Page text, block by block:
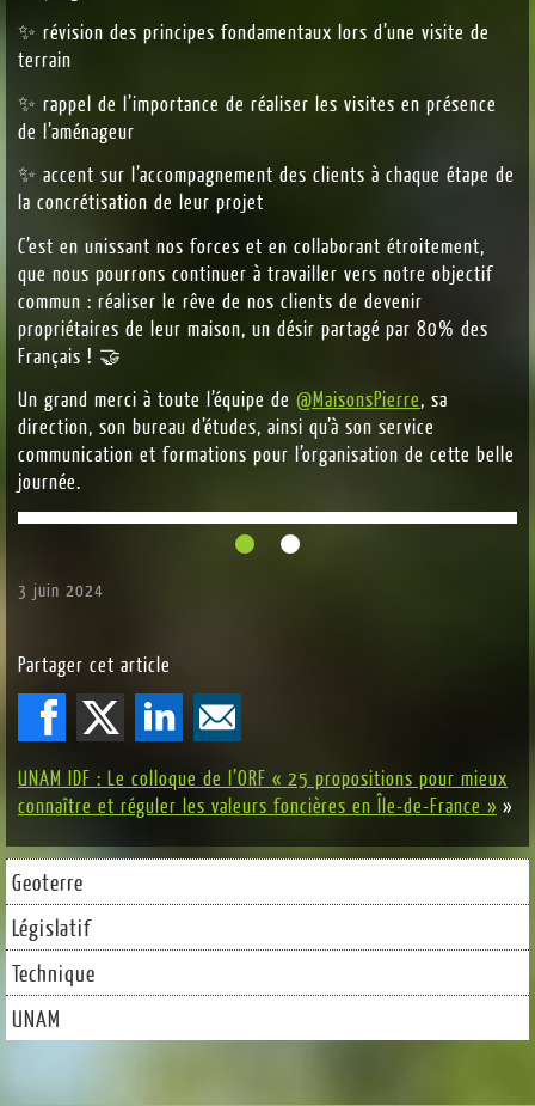
✨ révision des principes fondamentaux lors d’une visite de
terrain
✨ rappel de l’importance de réaliser les visites en présence
de l’aménageur
✨ accent sur l’accompagnement des clients à chaque étape de
la concrétisation de leur projet
C’est en unissant nos forces et en collaborant étroitement,
que nous pourrons continuer à travailler vers notre objectif
commun : réaliser le rêve de nos clients de devenir
propriétaires de leur maison, un désir partagé par 80% des
Français ! 🤝
Un grand merci à toute l’équipe de @MaisonsPierre, sa
direction, son bureau d’études, ainsi qu’à son service
communication et formations pour l’organisation de cette belle
journée.
3 juin 2024
Partager cet article
UNAM IDF : Le colloque de l’ORF « 25 propositions pour mieux
connaître et réguler les valeurs foncières en Île-de-France » »
Geoterre
Législatif
Technique
UNAM